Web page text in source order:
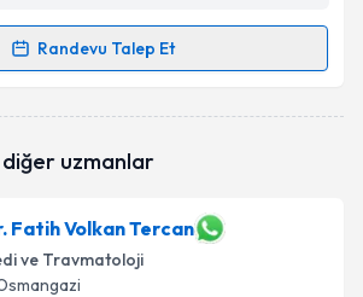
Randevu Talep Et
Talebi
bu uzmandan randevu almanız için bir
diğer uzmanlar
Fatih Volkan Tercan
ve Travmatoloji